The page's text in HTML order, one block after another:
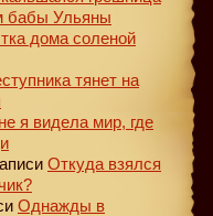
бабы Ульяны
дома соленой
тянет на
я видела мир, где
Откуда взялся
Однажды в